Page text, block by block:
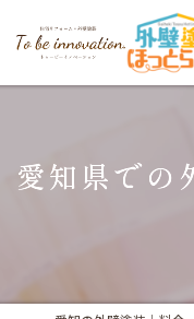
愛知県での